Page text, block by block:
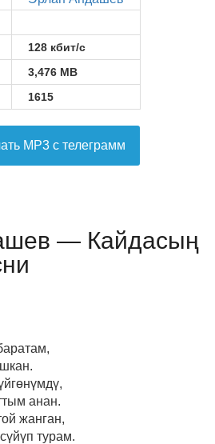
128 кбит/с
3,476 MB
1615
MP3 с телеграмм
— Кайдасың
анан.
жанган,
турам.